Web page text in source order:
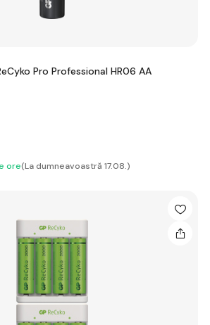
Pro Professional HR06 AA
ore(La dumneavoastră 17.08.)